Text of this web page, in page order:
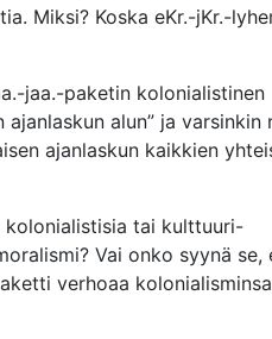
Miksi? Koska eKr.-jKr.-
jaa.-paketin kolonialistinen
ajanlaskun alun” ja varsinkin
ajanlaskun kaikkien
kolonialistisia tai kulttuuri-
Vai onko syynä se,
verhoaa